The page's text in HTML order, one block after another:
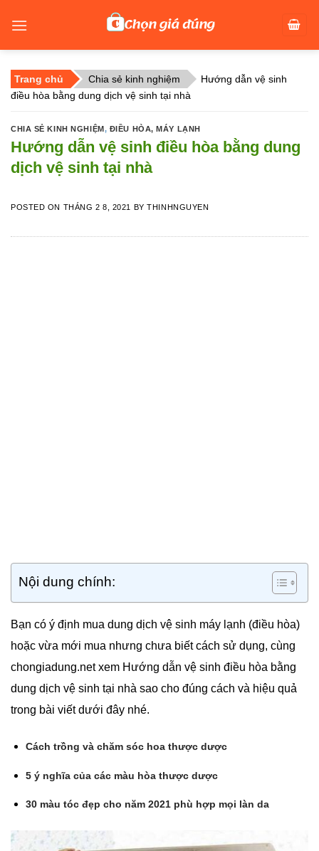
Trang chủ Chia sẻ kinh nghiệm
Hướng dẫn vệ sinh
điều hòa bằng dung dịch vệ sinh tại nhà
CHIA SẺ KINH NGHIỆM, ĐIỀU HÒA, MÁY LẠNH
Hướng dẫn vệ sinh điều hòa bằng dung
dịch vệ sinh tại nhà
POSTED ON THÁNG 2 8, 2021 BYTHINHNGUYEN
Nội dung chính:
Bạn có ý định mua dung dịch vệ sinh máy lạnh (điều hòa)
hoặc vừa mới mua nhưng chưa biết cách sử dụng, cùng
chongiadung.net xem Hướng dẫn vệ sinh điều hòa bằng
dung dịch vệ sinh tại nhà sao cho đúng cách và hiệu quả
trong bài viết dưới đây nhé.
Cách trồng và chăm sóc hoa thược dược
5 ý nghĩa của các màu hòa thược dược
30 màu tóc đẹp cho năm 2021 phù hợp mọi làn da